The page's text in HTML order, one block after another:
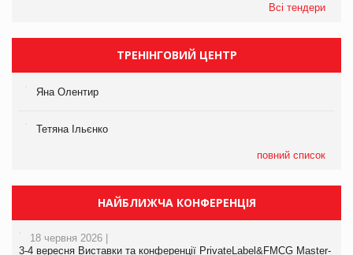
Всі тендери
ТРЕНІНГОВИЙ ЦЕНТР
Яна Олентир
Тетяна Ільєнко
повний список
НАЙБЛИЖЧА КОНФЕРЕНЦІЯ
18 червня 2026 |
3-4 вересня Виставки та конференції PrivateLabel&FMCG Master-